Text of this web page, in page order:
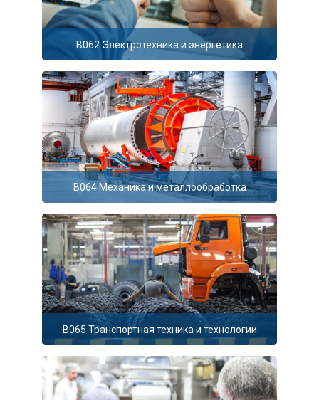
В062 Электротехника и энергетика
В064 Механика и металлообработка
В065 Транспортная техника и технологии